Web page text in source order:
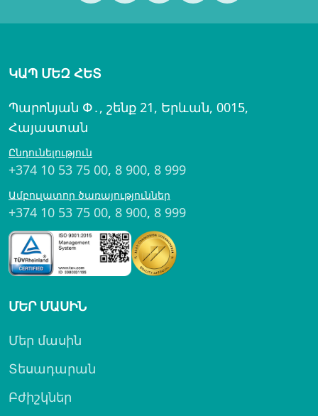
ԿԱՊ ՄԵԶ ՀԵՏ
Պարոնյան Փ․, շենք 21, Երևան, 0015,
Հայաստան
Ընդունելություն
+374 10 53 75 00, 8 900, 8 999
Ամբուլատոր ծառայություններ
+374 10 53 75 00, 8 900, 8 999
ՄԵՐ ՄԱՍԻՆ
Մեր մասին
Տեսադարան
Բժիշկներ